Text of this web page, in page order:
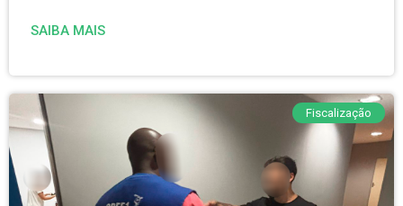
SAIBA MAIS
Fiscalização